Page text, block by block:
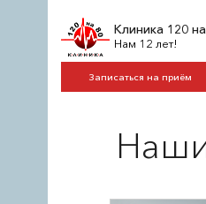
Клиника 120
Нам 12 лет!
Записаться на приём